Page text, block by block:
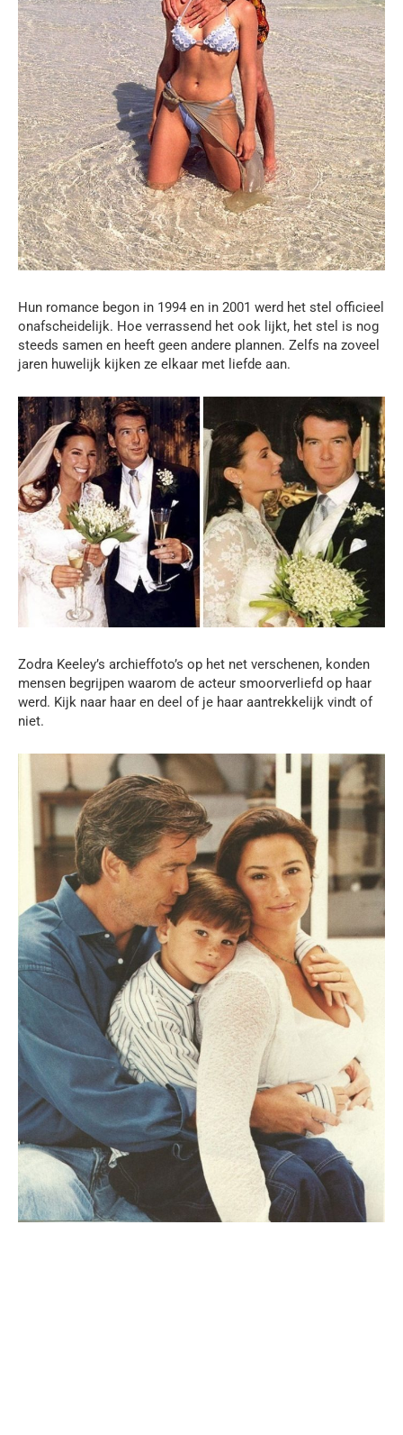
Hun romance begon in 1994 en in 2001 werd het stel officieel
onafscheidelijk. Hoe verrassend het ook lijkt, het stel is nog
steeds samen en heeft geen andere plannen. Zelfs na zoveel
jaren huwelijk kijken ze elkaar met liefde aan.
Zodra Keeley’s archieffoto’s op het net verschenen, konden
mensen begrijpen waarom de acteur smoorverliefd op haar
werd. Kijk naar haar en deel of je haar aantrekkelijk vindt of
niet.